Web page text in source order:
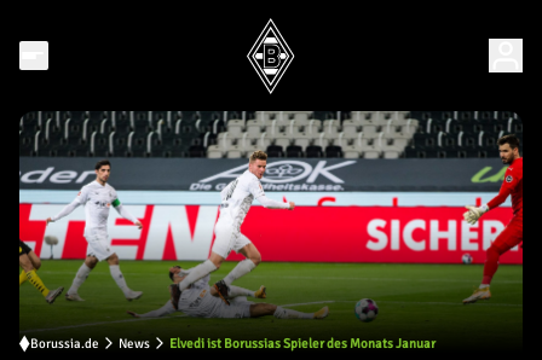
Borussia.de News Elvedi ist Borussias Spieler des Monats Januar